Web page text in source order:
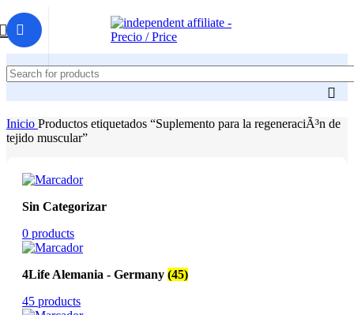
Inicio Productos etiquetados “Suplemento para la regeneraciÃ³n de
tejido muscular”
Sin Categorizar
0 products
4Life Alemania - Germany (45)
45 products